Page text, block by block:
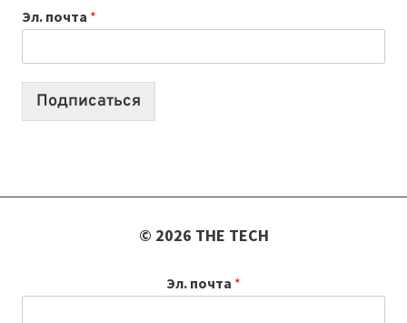
ИИ-
АГЕНТАХ
Эл. почта *
Подписаться
© 2026 THE TECH
Эл. почта *